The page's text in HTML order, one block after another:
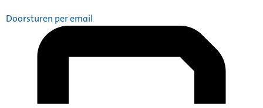
Doorsturen per email